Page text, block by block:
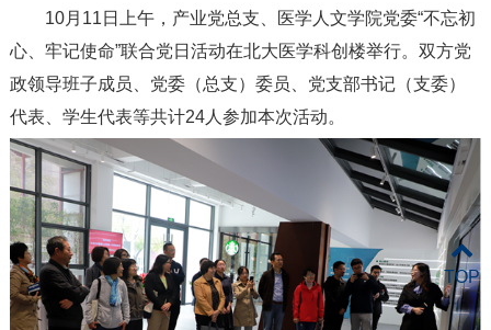
10月11日上午，产业党总支、医学人文学院党委“不忘初
心、牢记使命”联合党日活动在北大医学科创楼举行。双方党
政领导班子成员、党委（总支）委员、党支部书记（支委）
代表、学生代表等共计24人参加本次活动。
TOP